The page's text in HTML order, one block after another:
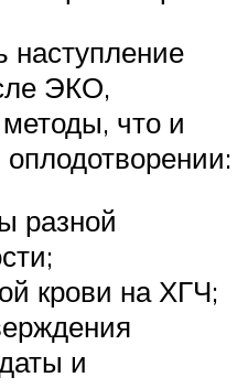
наступление
ЭКО,
что и
разной
крови на ХГЧ;
и